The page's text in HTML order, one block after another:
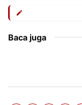
Baca juga